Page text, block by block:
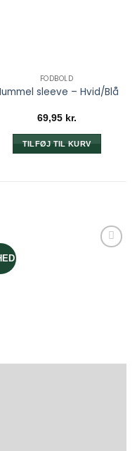
FODBOLD
sleeve – Hvid/Blå
69,95 kr.
TILFØJ TIL KURV